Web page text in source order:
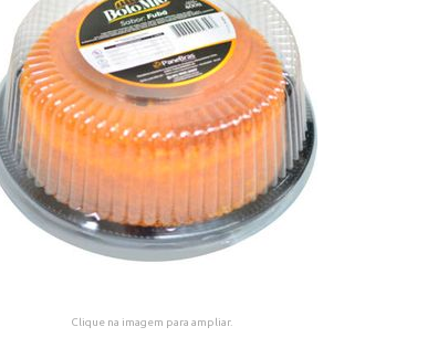
Clique na imagem para ampliar.